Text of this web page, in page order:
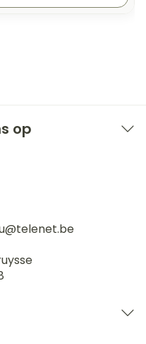
op
telenet.be